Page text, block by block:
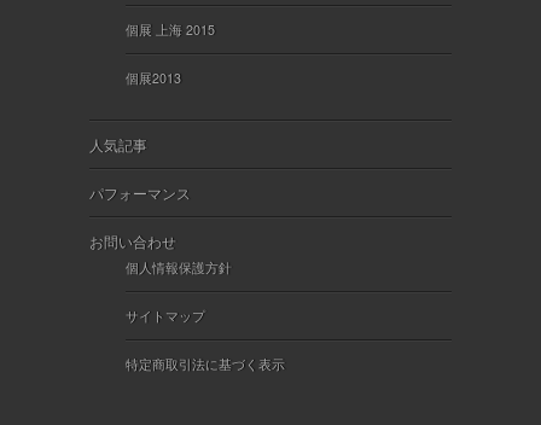
個展 上海 2015
個展2013
人気記事
パフォーマンス
お問い合わせ
個人情報保護方針
サイトマップ
特定商取引法に基づく表示